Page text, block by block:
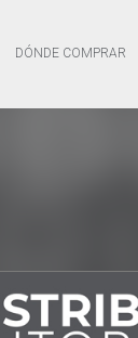
DÓNDE COMPRAR